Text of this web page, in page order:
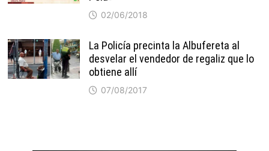
02/06/2018
La Policía precinta la Albufereta al
desvelar el vendedor de regaliz que lo
obtiene allí
07/08/2017